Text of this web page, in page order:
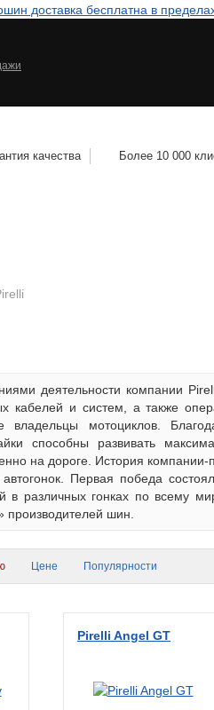
качества Более 10 000
деятельности компании
кабелей и систем, а также
владельцы мотоциклов.
способны развивать
на дороге. История
Первая победа
в различных гонках по всему
производителей шин.
Цене Популярности
Pirelli Angel GT